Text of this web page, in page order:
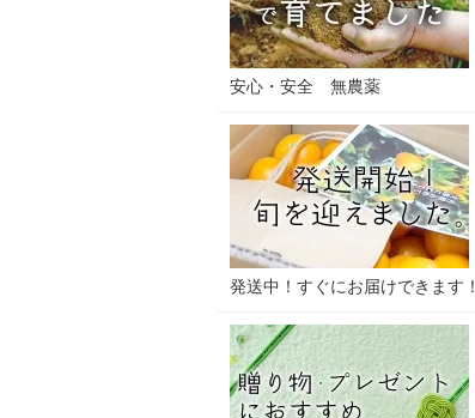
安心・安全 無農薬
発送中！すぐにお届けできます！